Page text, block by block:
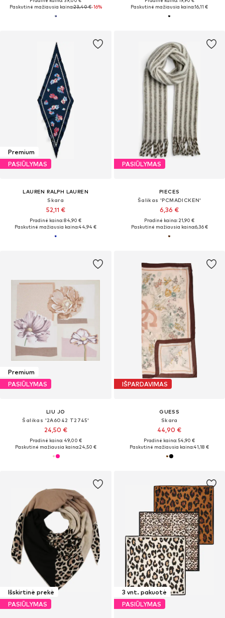
Paskutinė mažiausia kaina:23,40 €-16%
Paskutinė mažiausia kaina:16,11 €
Premium
PASIŪLYMAS
LAUREN RALPH LAUREN
Skara
52,11 €
Pradinė kaina: 84,90 €
Paskutinė mažiausia kaina:44,94 €
PASIŪLYMAS
PIECES
Šalikas 'PCMADICKEN'
6,36 €
Pradinė kaina: 21,90 €
Paskutinė mažiausia kaina:6,36 €
Premium
PASIŪLYMAS
LIU JO
Šalikas '2A6042 T2745'
24,50 €
Pradinė kaina: 49,00 €
Paskutinė mažiausia kaina:24,50 €
IŠPARDAVIMAS
GUESS
Skara
44,90 €
Pradinė kaina: 54,90 €
Paskutinė mažiausia kaina:41,18 €
Išskirtinė prekė
PASIŪLYMAS
3 vnt. pakuotė
PASIŪLYMAS